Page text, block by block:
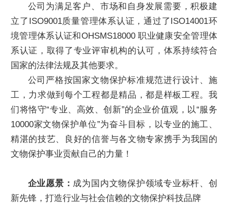
公司为满足客户、市场和自身发展需要，积极建
立了ISO9001质量管理体系认证，通过了ISO14001环
境管理体系认证和OHSMS18000 职业健康安全管理体
系认证，取得了专业评审机构的认可，体系持续符合
国家的法律法规及其他要求。
公司严格按国家文物保护标准规范进行设计、施
工，力求做到每个工程都是精品，都是样板工程。我
们将恪守“专业、高效、创新”的企业价值观，以“服务
10000家文物保护单位”为奋斗目标，以专业的施工、
精湛的技艺、良好的信誉与各文物专家携手为我国的
文物保护事业贡献自己的力量！
企业愿景： 成为国内文物保护领域专业标杆、创
新先锋，打造行业与社会信赖的文物保护科技品牌